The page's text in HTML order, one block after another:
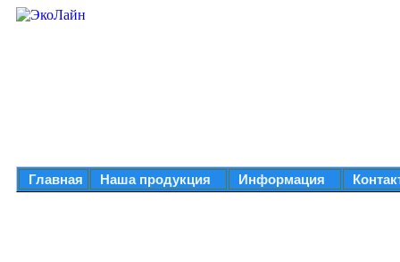
Главная Наша продукция Информация